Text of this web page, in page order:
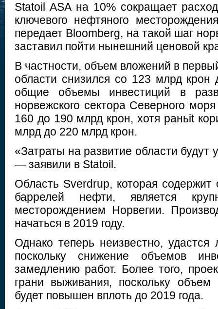
Statoil ASA на 10% сокращает
ключевого нефтяного
передает Bloomberg, на такой шаг
заставил пойти нынешний ценовой
В частности, объем вложений в
области снизился со 123 млрд
общие объемы инвестиций в
норвежского сектора Северного
160 до 190 млрд крон, хотя раньit
млрд до 220 млрд крон.
«Затраты на развитие области будут
— заявили в Statoil.
Область Sverdrup, которая
баррелей нефти, является
месторождением Норвегии.
начаться в 2019 году.
Однако теперь неизвестно,
поскольку снижение объемов
замедлению работ. Более того,
грани выживания, поскольку объем
будет повышен вплоть до 2019 года.